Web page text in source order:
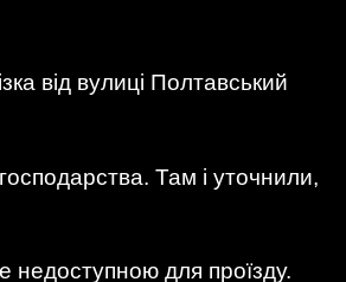
від вулиці Полтавський
Там і уточнили,
недоступною для проїзду.